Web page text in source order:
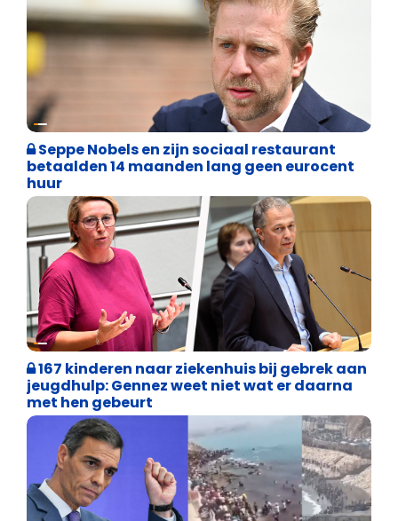
Binnenland politiek
Seppe Nobels en zijn sociaal restaurant
betaalden 14 maanden lang geen eurocent
huur
Binnenland politiek
167 kinderen naar ziekenhuis bij gebrek aan
jeugdhulp: Gennez weet niet wat er daarna
met hen gebeurt